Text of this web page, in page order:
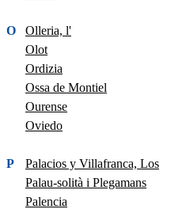
O
Olleria, l'
Olot
Ordizia
Ossa de Montiel
Ourense
Oviedo
P
Palacios y Villafranca, Los
Palau-solità i Plegamans
Palencia